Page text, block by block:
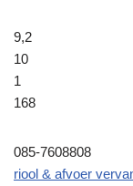
9,2
10
1
168
085-7608808
riool & afvoer